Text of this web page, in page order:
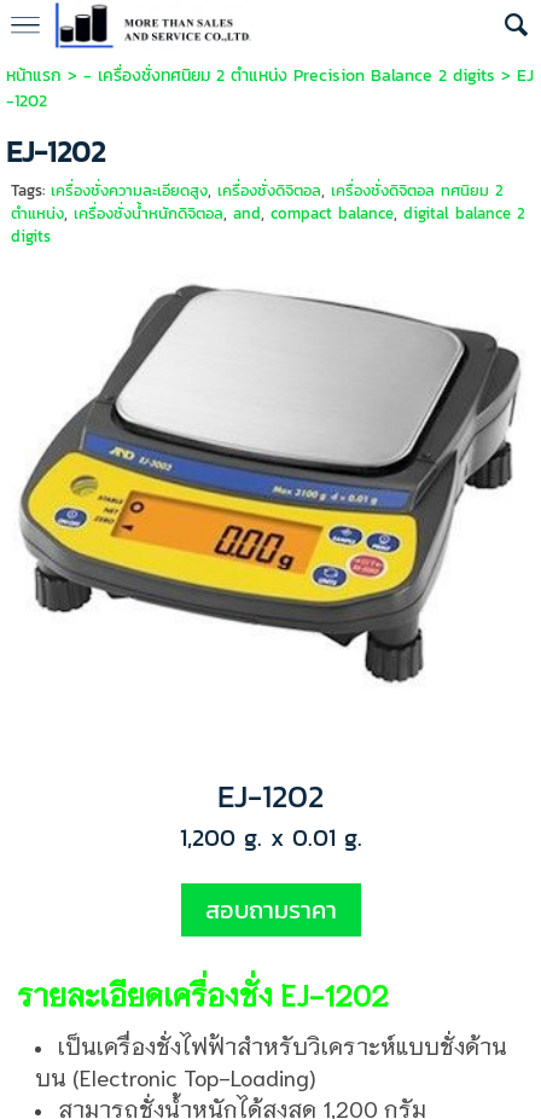
หน้าแรก > - เครื่องชั่งทศนิยม 2 ตำแหน่ง Precision Balance 2 digits > EJ
-1202
EJ-1202
Tags: เครื่องชั่งความละเอียดสูง, เครื่องชั่งดิจิตอล, เครื่องชั่งดิจิตอล ทศนิยม 2
ตำแหน่ง, เครื่องชั่งน้ำหนักดิจิตอล, and, compact balance, digital balance 2
digits
EJ-1202
1,200 g. x 0.01 g.
สอบถามราคา
รายละเอียดเครื่องชั่ง EJ-1202
เป็นเครื่องชั่งไฟฟ้าสำหรับวิเคราะห์แบบชั่งด้าน
บน (Electronic Top-Loading)
สามารถชั่งน้ำหนักได้สูงสุด 1,200 กรัม